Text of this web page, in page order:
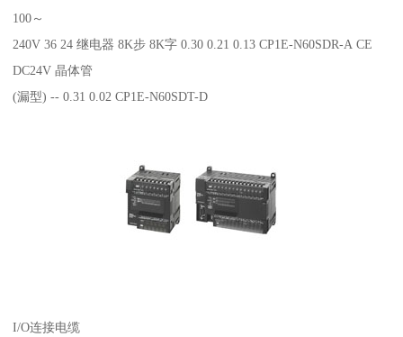
100～
240V 36 24 继电器 8K步 8K字 0.30 0.21 0.13 CP1E-N60SDR-A CE
DC24V 晶体管
(漏型) -- 0.31 0.02 CP1E-N60SDT-D
I/O连接电缆